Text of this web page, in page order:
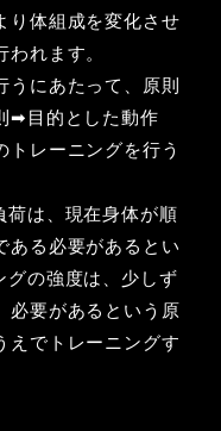
り体組成を変化させ
れます。
うにあたって、原則
➡目的とした動作
トレーニングを行う
は、現在身体が順
ある必要があるとい
の強度は、少しず
必要があるという原
えでトレーニングす